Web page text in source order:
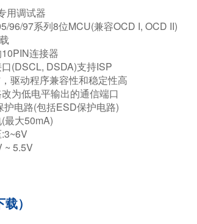
用调试器​
96/97系列8位MCU(兼容OCD I, OCD II)​
连接器​
(DSCL, DSDA)支持ISP​
驱动程序兼容性和稳定性高​
为低电平输出的通信端口​
电路(包括ESD保护电路)​
大50mA)​
~ 5.5V
）